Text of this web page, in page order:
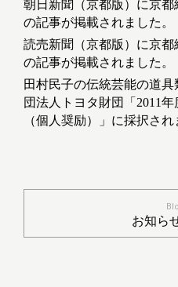
朝日新聞（京都版）に京
の記事が掲載されました。
読売新聞（京都版）に京
の記事が掲載されました。
田村民子の伝統芸能の道
団法人トヨタ財団「2011
（個人奨励）」に採択され
お知ら